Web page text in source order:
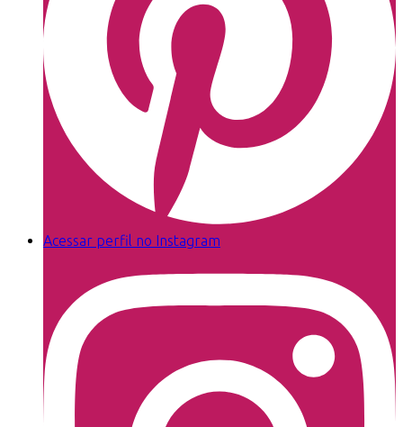
Acessar perfil no Instagram